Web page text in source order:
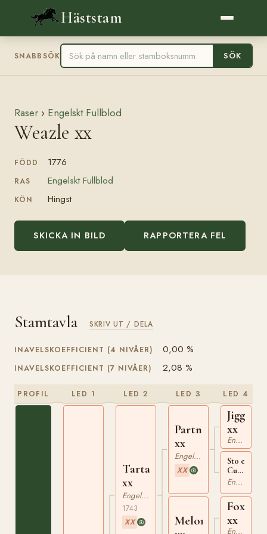
Häststam
SNABBSÖK SÖK
Raser › Engelskt Fullblod
Weazle xx
FÖDD 1776
RAS Engelskt Fullblod
KÖN Hingst
SKICKA IN BILD RAPPORTERA FEL
Stamtavla SKRIV UT / DELA
INAVELSKOEFFICIENT (4 NIVÅER) 0,00 %
INAVELSKOEFFICIENT (7 NIVÅER) 2,08 %
PROFIL LED 1 LED 2
Tartar
xx
Engelskt Fullblod
1743
XX
LED 3
Partner
xx
Engelskt Fullblod
XX
Meloria
LED 4
Jigg
xx
Engelskt Fullblod
Sto e
Curwen's
Bay
xx
Engelskt Fullblod
Fox
xx
Engelskt Fullblod